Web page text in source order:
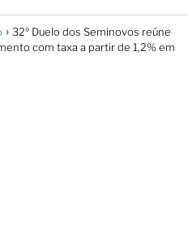
32º Duelo dos Seminovos reúne
com taxa a partir de 1,2% em